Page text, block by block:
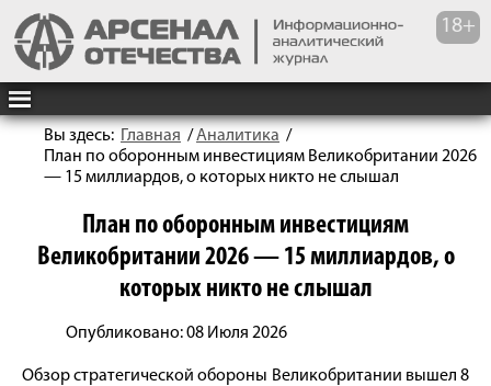
Вы здесь: Главная /Аналитика /
План по оборонным инвестициям Великобритании 2026
— 15 миллиардов, о которых никто не слышал
План по оборонным инвестициям
Великобритании 2026 — 15 миллиардов, о
которых никто не слышал
Опубликовано: 08 Июля 2026
Обзор стратегической обороны Великобритании вышел 8